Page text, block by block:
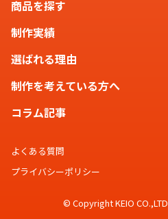
商品を探す
制作実績
選ばれる理由
制作を考えている方へ
コラム記事
よくある質問
プライバシーポリシー
© Copyright KEIO